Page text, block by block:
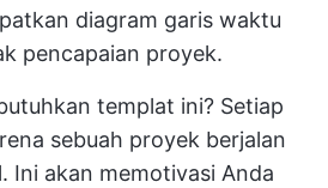
diagram garis waktu
pencapaian proyek.
templat ini? Setiap
sebuah proyek berjalan
Ini akan memotivasi Anda